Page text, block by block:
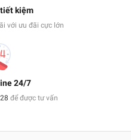
kiệm
với ưu đãi cực lớn
24/7
để được tư vấn